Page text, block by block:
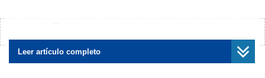
Leer artículo completo